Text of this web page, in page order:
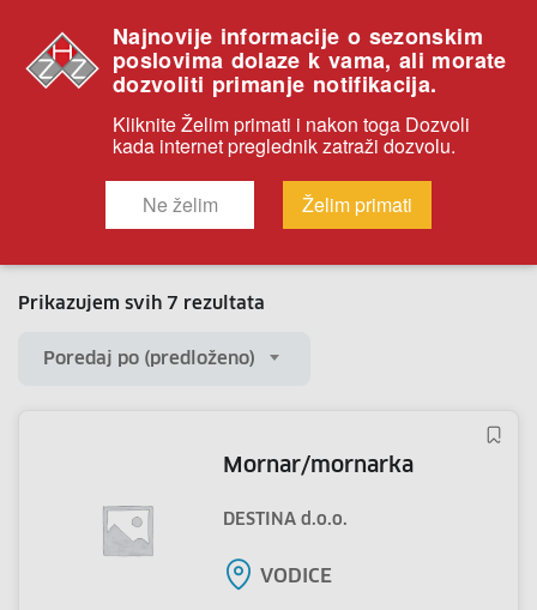
VODICE
Prikazujem svih 7 rezultata
Poredaj po (predloženo)
mornar/mornarka
DESTINA d.o.o.
VODICE
Najnovije informacije o sezonskim
poslovima dolaze k vama, ali morate
dozvoliti primanje notifikacija.
Kliknite Želim primati i nakon toga Dozvoli
kada internet preglednik zatraži dozvolu.
Ne želim Želim primati